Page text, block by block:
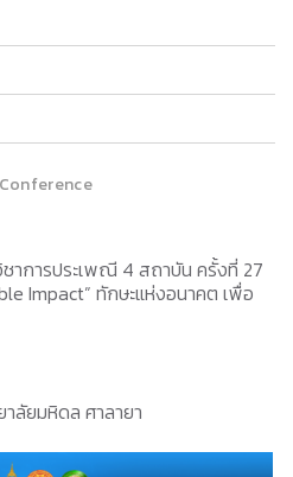
าการประเพณี 4 สถาบัน ครั้งที่ 27
Impact” ทักษะแห่งอนาคต เพื่อ
ลัยมหิดล ศาลายา